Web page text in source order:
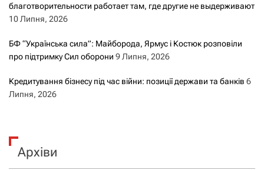
благотворительности работает там, где другие не выдерживают
10 Липня, 2026
БФ “Українська сила”: Майборода, Ярмус і Костюк розповіли
про підтримку Сил оборони 9 Липня, 2026
Кредитування бізнесу під час війни: позиції держави та банків 6
Липня, 2026
Архіви